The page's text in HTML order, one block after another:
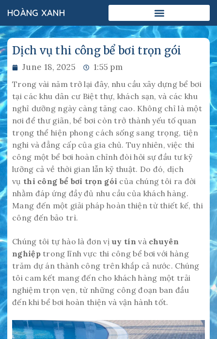
HOÀNG XANH
Dịch vụ thi công bể bơi trọn gói
June 18, 2025 1:55 pm
Trong vài năm trở lại đây, nhu cầu xây dựng bể bơi
tại các khu dân cư Biệt thự, khách sạn, và các khu
nghỉ dưỡng ngày càng tăng cao. Không chỉ là một
nơi để thư giãn, bể bơi còn trở thành yếu tố quan
trọng thể hiện phong cách sống sang trọng, tiện
nghi và đẳng cấp của gia chủ. Tuy nhiên, việc thi
công một bể bơi hoàn chỉnh đòi hỏi sự đầu tư kỹ
lưỡng cả về thời gian lẫn kỹ thuật. Do đó, dịch
vụ thi công bể bơi trọn gói của chúng tôi ra đời
nhằm đáp ứng đầy đủ nhu cầu của khách hàng.
Mang đến một giải pháp hoàn thiện từ thiết kế, thi
công đến bảo trì.
Chúng tôi tự hào là đơn vịuy tín và chuyên
nghiệptrong lĩnh vực thi công bể bơi với hàng
trăm dự án thành công trên khắp cả nước. Chúng
tôi cam kết mang đến cho khách hàng một trải
nghiệm trọn vẹn, từ những công đoạn ban đầu
đến khi bể bơi hoàn thiện và vận hành tốt.